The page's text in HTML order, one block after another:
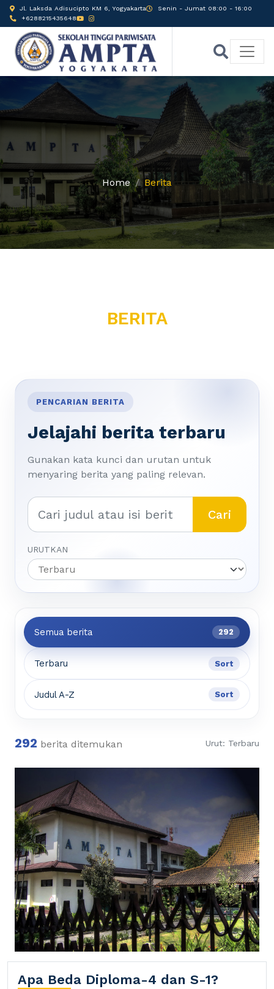
Jl. Laksda Adisucipto KM 6, Yogyakarta
Senin - Jumat 08:00 - 16:00
+6288215435648
Home Berita
BERITA
PENCARIAN BERITA
Jelajahi berita terbaru
Gunakan kata kunci dan urutan untuk
menyaring berita yang paling relevan.
Cari
URUTKAN
Semua berita 292
Terbaru Sort
Judul A-Z Sort
292 berita ditemukan Urut: Terbaru
Apa Beda Diploma-4 dan S-1?